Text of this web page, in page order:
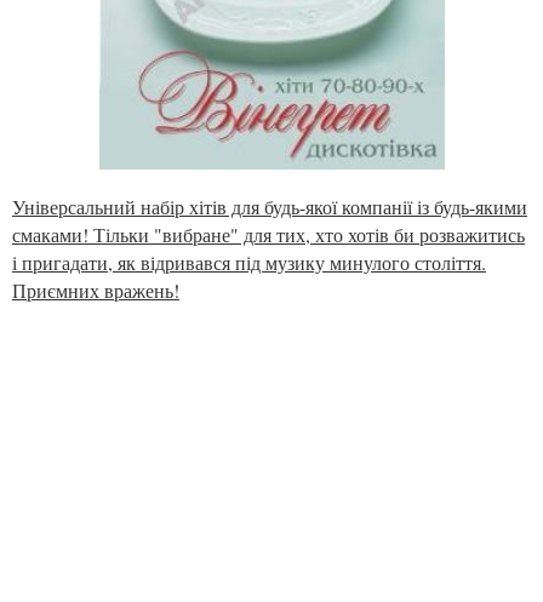
Універсальний набір хітів для будь-якої компанії із будь-якими
смаками! Тільки "вибране" для тих, хто хотів би розважитись
і пригадати, як відривався під музику минулого століття.
Приємних вражень!